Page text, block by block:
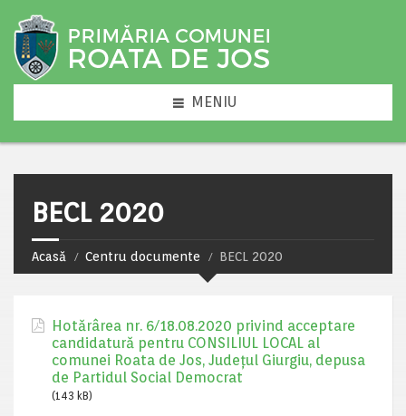
MENIU
BECL 2020
Acasă Centru documente BECL 2020
Hotărârea nr. 6/18.08.2020 privind acceptare
candidatură pentru CONSILIUL LOCAL al
comunei Roata de Jos, Județul Giurgiu, depusa
de Partidul Social Democrat
(143 kB)